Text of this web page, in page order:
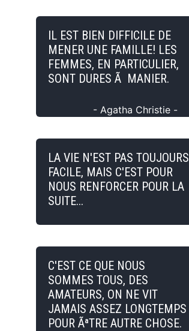
IL EST BIEN DIFFICILE DE
MENER UNE FAMILLE! LES
FEMMES, EN PARTICULIER,
SONT DURES Ã MANIER.
- Agatha Christie -
LA VIE N'EST PAS TOUJOURS
FACILE, MAIS C'EST POUR
NOUS RENFORCER POUR LA
SUITE...
C'EST CE QUE NOUS
SOMMES TOUS, DES
AMATEURS, ON NE VIT
JAMAIS ASSEZ LONGTEMPS
POUR ÃªTRE AUTRE CHOSE.